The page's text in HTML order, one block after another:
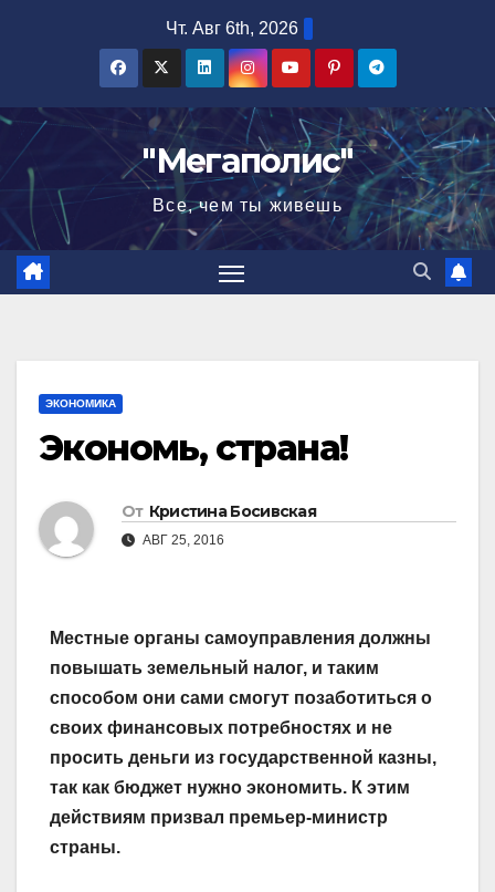
Чт. Авг 6th, 2026
"Мегаполис"
Все, чем ты живешь
ЭКОНОМИКА
Экономь, страна!
От Кристина Босивская
АВГ 25, 2016
Местные органы самоуправления должны
повышать земельный налог, и таким
способом они сами смогут позаботиться о
своих финансовых потребностях и не
просить деньги из государственной казны,
так как бюджет нужно экономить. К этим
действиям призвал премьер-министр
страны.